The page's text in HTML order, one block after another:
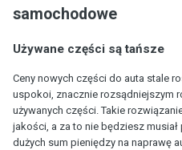
samochodowe
Używane części są tańsze
Ceny nowych części do auta stale
uspokoi, znacznie rozsądniejszym
używanych części. Takie
jakości, a za to nie będziesz
dużych sum pieniędzy na naprawę